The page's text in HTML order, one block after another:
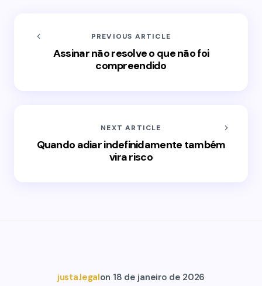
PREVIOUS ARTICLE
Assinar não resolve o que não foi
compreendido
NEXT ARTICLE
Quando adiar indefinidamente também
vira risco
justa.legalon 18 de janeiro de 2026